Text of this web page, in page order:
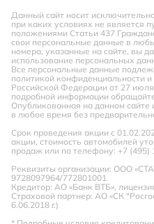
Данный сайт носит
при каких условиях не является
положениями Статьи 437
свои персональные данные в
номера, указанные на сайте, вы
использование персональных
Все персональные данные
политикой
Российской Федерации от 27
подробной информации
Опубликованная на данном
в любое время без
Срок проведения акции с
акции, стоимость автомобилей
продаж или по телефону: +7 (495)
Реквизиты организации: ООО
9728097964/772801001
Кредитор: АО «Банк ВТБ»,
Страховой партнер: АО «СК
6.06.2018 г.)